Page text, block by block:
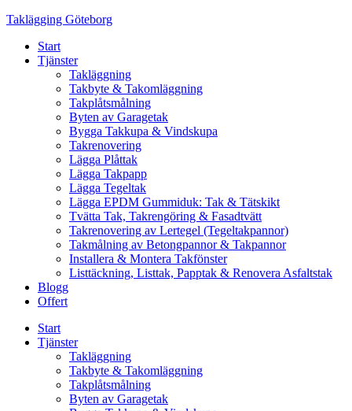
Skip
content
Taklägging Göteborg
Start
Tjänster
Takläggning
Takbyte & Takomläggning
Takplåtsmålning
Byten av Garagetak
Bygga Takkupa & Vindskupa
Takrenovering
Lägga Plåttak
Lägga Takpapp
Lägga Tegeltak
Lägga EPDM Gummiduk: Tak & Tätskikt
Tvätta Tak, Takrengöring & Fasadtvätt
Takrenovering av Lertegel (Tegeltakpannor)
Takmålning av Betongpannor & Takpannor
Installera & Montera Takfönster
Listtäckning, Listtak, Papptak & Renovera Asfaltstak
Blogg
Offert
Start
Tjänster
Takläggning
Takbyte & Takomläggning
Takplåtsmålning
Byten av Garagetak